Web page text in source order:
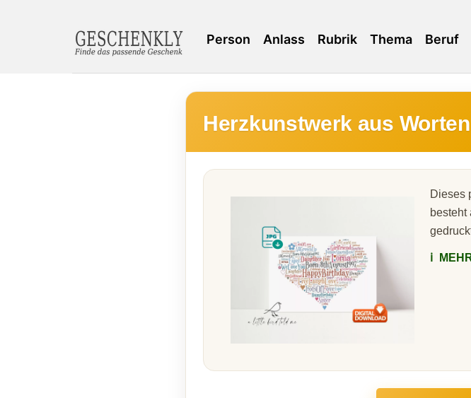
Person Anlass Rubrik Thema Beruf
Herzkunstwerk aus Worten
Dieses
besteht
ℹ️